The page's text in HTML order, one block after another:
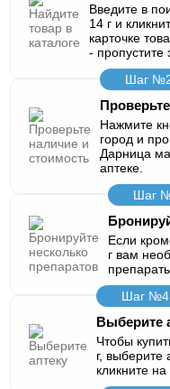
Введите в
14 г и
карточке
- пропустите
Шаг
Нажмите
город и
Дарница
аптеке.
Шаг
Если
г вам
Шаг №4
Выберите
Чтобы
г, выберите
кликните